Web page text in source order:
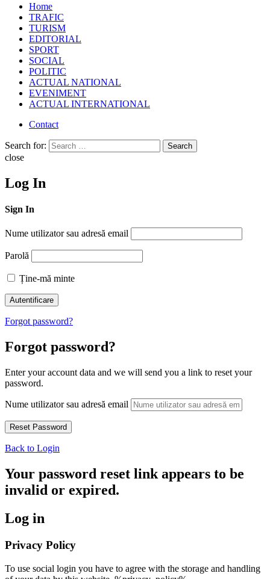
Home
TRAFIC
TURISM
EDITORIAL
SPORT
SOCIAL
POLITIC
ACTUAL NATIONAL
EVENIMENT
ACTUAL INTERNATIONAL
Contact
Search for: Search
close
Log In
Sign In
Nume utilizator sau adresă email
Parolă
Ține-mă minte
Forgot password?
Forgot password?
Enter your account data and we will send you a link to reset your
password.
Nume utilizator sau adresă email
Back to Login
Your password reset link appears to be
invalid or expired.
Log in
Privacy Policy
To use social login you have to agree with the storage and handling